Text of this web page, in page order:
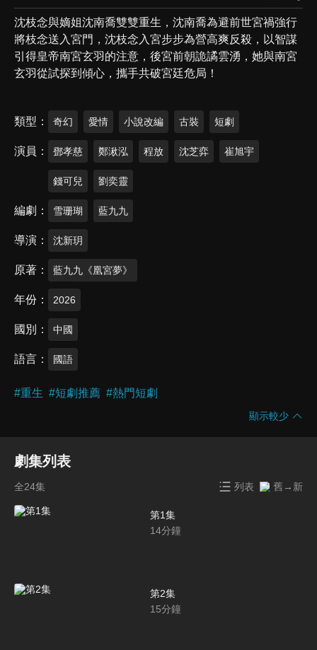
沈枝念與嫡姐沈南喬雙雙重生，沈南喬為避前世宮禍強行
將枝念送入宮門，沈枝念入宮步步為營高爽反殺，以智謀
引得皇帝南宮玄羽的注意，後宮前朝詭譎雲湧，她與南宮
玄羽從試探到傾心，攜手共破宮廷危局！
類型 奇幻 愛情 小說改編 古裝 短劇
演員 鄧孝慈 鄭湫泓 程放 沈芝弈 崔旭宇
錢可兒 劉奕靈
編劇 雪珊瑚 藍九九
導演 沈新玥
原著 藍九九《凰宮夢》
年份 2026
國別 中國
語言 國語
#重生 #短劇推薦 #熱門短劇
顯示較少
劇集列表
全24集 列表 舊→新
第1集
14分鐘
第2集
15分鐘